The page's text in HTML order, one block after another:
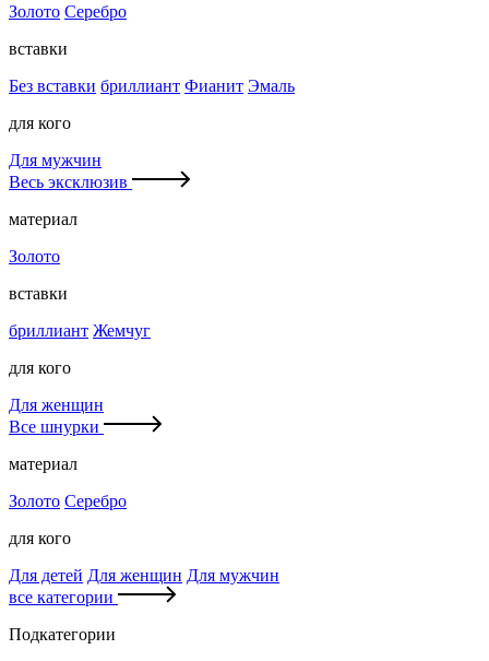
Золото Серебро
вставки
Без вставки бриллиант Фианит Эмаль
для кого
Для мужчин
Весь эксклюзив
материал
Золото
вставки
бриллиант Жемчуг
для кого
Для женщин
Все шнурки
материал
Золото Серебро
для кого
Для детей Для женщин Для мужчин
все категории
Подкатегории